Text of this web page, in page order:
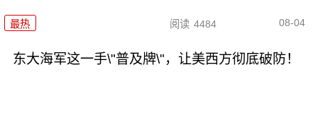
最热 阅读 4484 08-04
东大海军这一手\"普及牌\"，让美西方彻底破防！